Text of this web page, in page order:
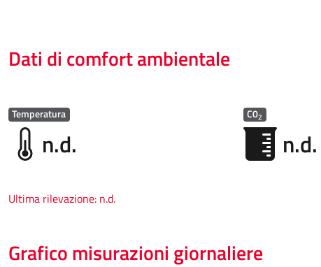
Dati di comfort ambientale
Temperatura
n.d.
C02
n.d.
Ultima rilevazione: n.d.
Grafico misurazioni giornaliere